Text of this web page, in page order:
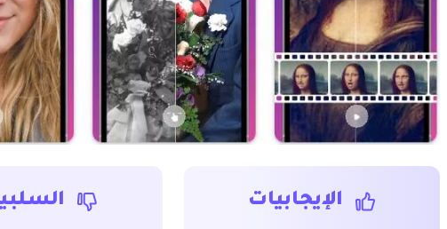
الإيجابيات